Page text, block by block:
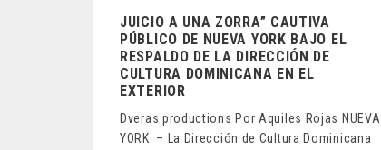
JUICIO A UNA ZORRA” CAUTIVA
PÚBLICO DE NUEVA YORK BAJO EL
RESPALDO DE LA DIRECCIÓN DE
CULTURA DOMINICANA EN EL
EXTERIOR
Dveras productions Por Aquiles Rojas NUEVA
YORK. – La Dirección de Cultura Dominicana